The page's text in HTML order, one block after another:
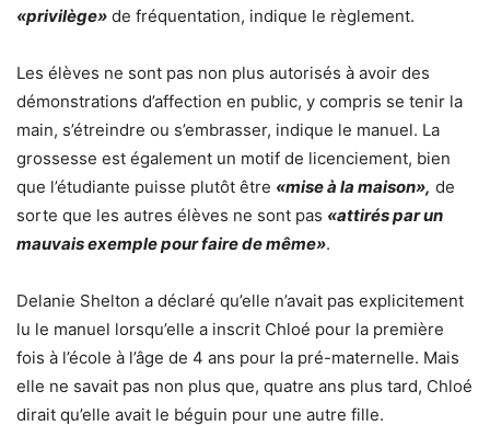
«privilège» de fréquentation, indique le règlement.
Les élèves ne sont pas non plus autorisés à avoir des
démonstrations d’affection en public, y compris se tenir la
main, s’étreindre ou s’embrasser, indique le manuel. La
grossesse est également un motif de licenciement, bien
que l’étudiante puisse plutôt être «mise à la maison», de
sorte que les autres élèves ne sont pas «attirés par un
mauvais exemple pour faire de même».
Delanie Shelton a déclaré qu’elle n’avait pas explicitement
lu le manuel lorsqu’elle a inscrit Chloé pour la première
fois à l’école à l’âge de 4 ans pour la pré-maternelle. Mais
elle ne savait pas non plus que, quatre ans plus tard, Chloé
dirait qu’elle avait le béguin pour une autre fille.